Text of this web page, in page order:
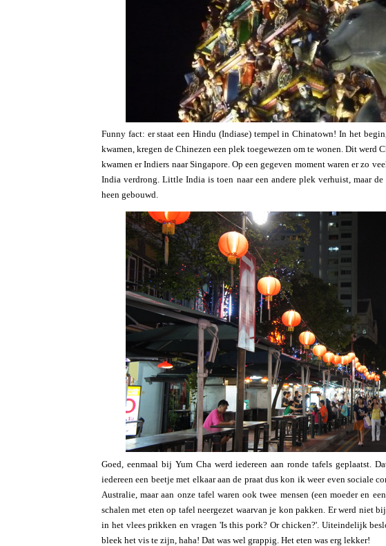
Funny fact: er staat een Hindu (Indiase) tempel in Chinatown! In het
kwamen, kregen de Chinezen een plek toegewezen om te wonen. Dit
kwamen er Indiers naar Singapore. Op een gegeven moment waren er zo
India verdrong. Little India is toen naar een andere plek verhuist, maar
heen gebouwd.
Goed, eenmaal bij Yum Cha werd iedereen aan ronde tafels geplaatst.
iedereen een beetje met elkaar aan de praat dus kon ik weer even sociale
Australie, maar aan onze tafel waren ook twee mensen (een moeder en
schalen met eten op tafel neergezet waarvan je kon pakken. Er werd niet
in het vlees prikken en vragen 'Is this pork? Or chicken?'. Uiteindelijk
bleek het vis te zijn, haha! Dat was wel grappig. Het eten was erg lekker!